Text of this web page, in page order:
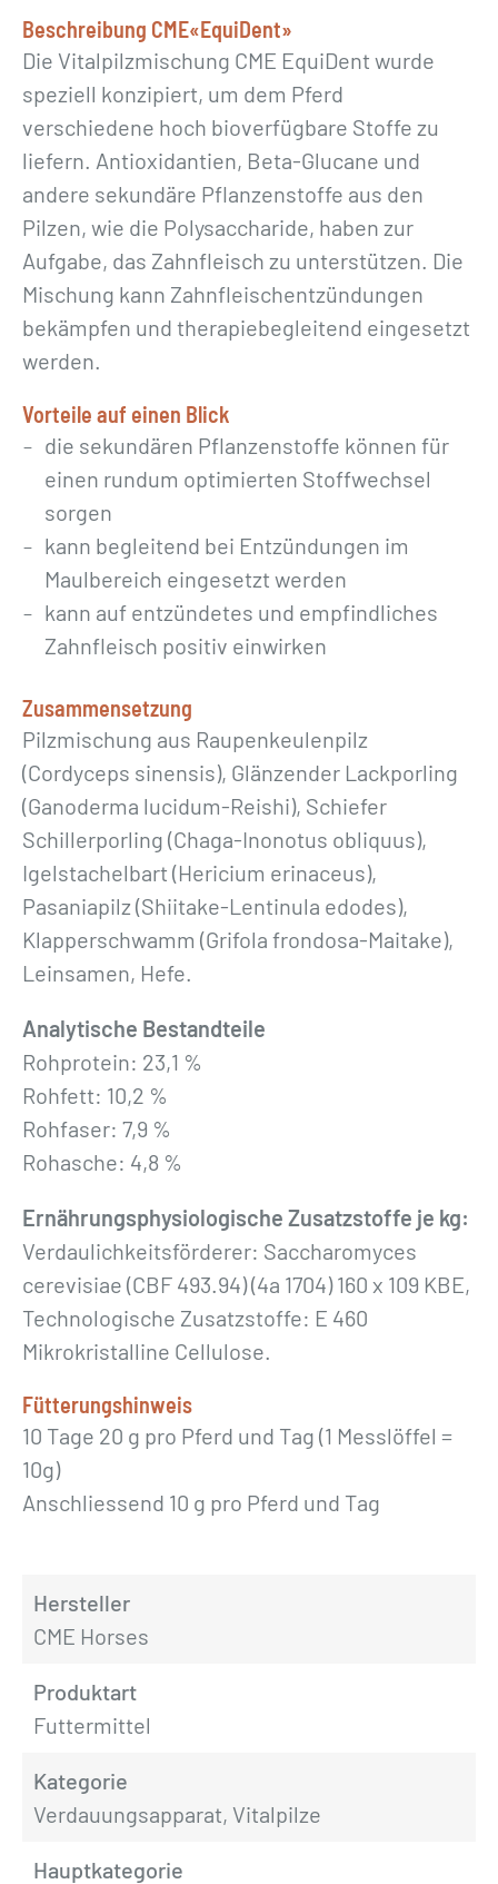
g
M
g
Beschreibung CME«EquiDent»
Die Vitalpilzmischung CME EquiDent wurde
speziell konzipiert, um dem Pferd
verschiedene hoch bioverfügbare Stoffe zu
liefern. Antioxidantien, Beta-Glucane und
andere sekundäre Pflanzenstoffe aus den
Pilzen, wie die Polysaccharide, haben zur
Aufgabe, das Zahnfleisch zu unterstützen. Die
Mischung kann Zahnfleischentzündungen
bekämpfen und therapiebegleitend eingesetzt
werden.
Vorteile auf einen Blick
die sekundären Pflanzenstoffe können für
einen rundum optimierten Stoffwechsel
sorgen
kann begleitend bei Entzündungen im
Maulbereich eingesetzt werden
kann auf entzündetes und empfindliches
Zahnfleisch positiv einwirken
Zusammensetzung
Pilzmischung aus Raupenkeulenpilz
(Cordyceps sinensis), Glänzender Lackporling
(Ganoderma lucidum-Reishi), Schiefer
Schillerporling (Chaga-Inonotus obliquus),
Igelstachelbart (Hericium erinaceus),
Pasaniapilz (Shiitake-Lentinula edodes),
Klapperschwamm (Grifola frondosa-Maitake),
Leinsamen, Hefe.
Analytische Bestandteile
Rohprotein: 23,1 %
Rohfett: 10,2 %
Rohfaser: 7,9 %
Rohasche: 4,8 %
Ernährungsphysiologische Zusatzstoffe je kg:
Verdaulichkeitsförderer: Saccharomyces
cerevisiae (CBF 493.94) (4a 1704) 160 x 109 KBE,
Technologische Zusatzstoffe: E 460
Mikrokristalline Cellulose.
Fütterungshinweis
10 Tage 20 g pro Pferd und Tag (1 Messlöffel =
10g)
Anschliessend 10 g pro Pferd und Tag
Hersteller
CME Horses
Produktart
Futtermittel
Kategorie
Verdauungsapparat, Vitalpilze
Hauptkategorie